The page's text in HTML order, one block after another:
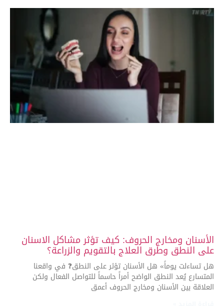
الأسنان ومخارج الحروف: كيف تؤثر مشاكل الاسنان
على النطق وطرق العلاج بالتقويم والزراعة؟
هل تساءلت يوماً» هل الأسنان تؤثر على النطق❓ في واقعنا
المتسارع يُعد النطق الواضح أمراً حاسماً للتواصل الفعال ولكن
العلاقة بين الأسنان ومخارج الحروف أعمق